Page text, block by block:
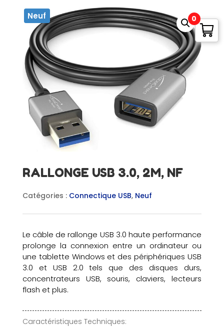
Neuf
RALLONGE USB 3.0, 2M, NF
Catégories : Connectique USB, Neuf
Le câble de rallonge USB 3.0 haute performance
prolonge la connexion entre un ordinateur ou
une tablette Windows et des périphériques USB
3.0 et USB 2.0 tels que des disques durs,
concentrateurs USB, souris, claviers, lecteurs
flash et plus.
Caractéristiques Techniques:
0